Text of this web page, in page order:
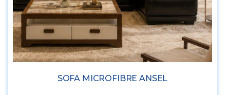
SOFA MICROFIBRE ANSEL